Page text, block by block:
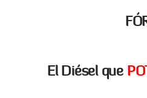
El Diésel que